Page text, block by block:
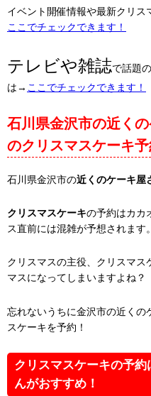
イベント開催情報や最新クリ
ここでチェックできます！
テレビや雑誌で話題
は→ ここでチェックできます！
石川県金沢市の近く
のクリスマスケーキ
石川県金沢市の近くのケーキ屋
クリスマスケーキの予約はカカ
ス直前には混雑が予想されます。
クリスマスの主役、クリスマス
マスになってしまいますよね？
忘れないうちに金沢市の近くの
スケーキを予約！
クリスマスケーキの予
んがおすすめ！